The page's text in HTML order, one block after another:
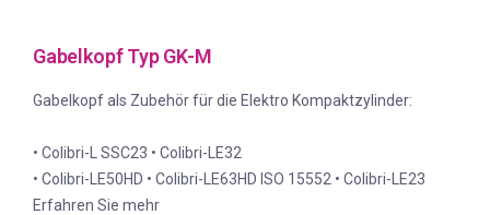
Gabelkopf Typ GK-M
Gabelkopf als Zubehör für die Elektro Kompaktzylinder:
• Colibri-L SSC23 • Colibri-LE32
• Colibri-LE50HD • Colibri-LE63HD ISO 15552 • Colibri-LE23
Erfahren Sie mehr